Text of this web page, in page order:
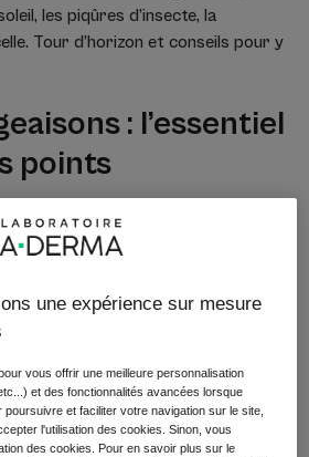
les piqûres d’insecte, la
Tour d’horizon et conseils pour y
: l’essentiel
points
entraînent une
et parfois même douloureuse,
un point commun : une
peuvent être causées par des
des plaques, une peau un peu
! À noter : en cas de démangeaison,
votre médecin, qui décidera de
une expérience sur mesure
vous offrir une meilleure personnalisation
et des fonctionnalités avancées lorsque
et faciliter votre navigation sur le site,
l'utilisation des cookies. Sinon, vous
des cookies. Pour en savoir plus sur le